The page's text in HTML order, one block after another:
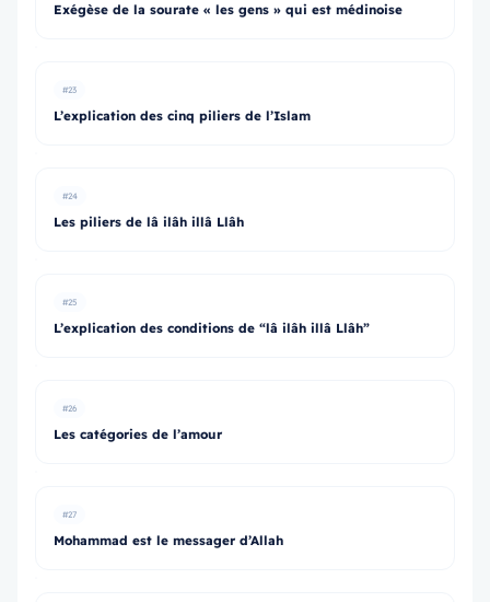
Exégèse de la sourate « les gens » qui est médinoise
#23
L’explication des cinq piliers de l’Islam
#24
Les piliers de lâ ilâh illâ Llâh
#25
L’explication des conditions de “lâ ilâh illâ Llâh”
#26
Les catégories de l’amour
#27
Mohammad est le messager d’Allah